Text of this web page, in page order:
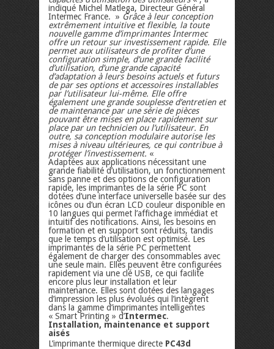
indiqué Michel Matlega, Directeur Général
Intermec France. » Grâce à leur conception
extrêmement intuitive et flexible, la toute
nouvelle gamme d’imprimantes Intermec
offre un retour sur investissement rapide. Elle
permet aux utilisateurs de profiter d’une
configuration simple, d’une grande facilité
d’utilisation, d’une grande capacité
d’adaptation à leurs besoins actuels et futurs
de par ses options et accessoires installables
par l’utilisateur lui-même. Elle offre
également une grande souplesse d’entretien et
de maintenance par une série de pièces
pouvant être mises en place rapidement sur
place par un technicien ou l’utilisateur. En
outre, sa conception modulaire autorise les
mises à niveau ultérieures, ce qui contribue à
protéger l’investissement. «
Adaptées aux applications nécessitant une
grande fiabilité d’utilisation, un fonctionnement
sans panne et des options de configuration
rapide, les imprimantes de la série PC sont
dotées d’une interface universelle basée sur des
icônes ou d’un écran LCD couleur disponible en
10 langues qui permet l’affichage immédiat et
intuitif des notifications. Ainsi, les besoins en
formation et en support sont réduits, tandis
que le temps d’utilisation est optimisé. Les
imprimantes de la série PC permettent
également de charger des consommables avec
une seule main. Elles peuvent être configurées
rapidement via une clé USB, ce qui facilite
encore plus leur installation et leur
maintenance. Elles sont dotées des langages
d’impression les plus évolués qui l’intègrent
dans la gamme d’imprimantes intelligentes
« Smart Printing » d’Intermec.
Installation, maintenance et support
aisés
L’imprimante thermique directe PC43d